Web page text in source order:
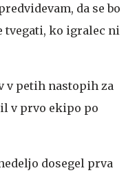
da se bo
tvegati, ko igralec ni
v petih nastopih za
v prvo ekipo po
dosegel prva